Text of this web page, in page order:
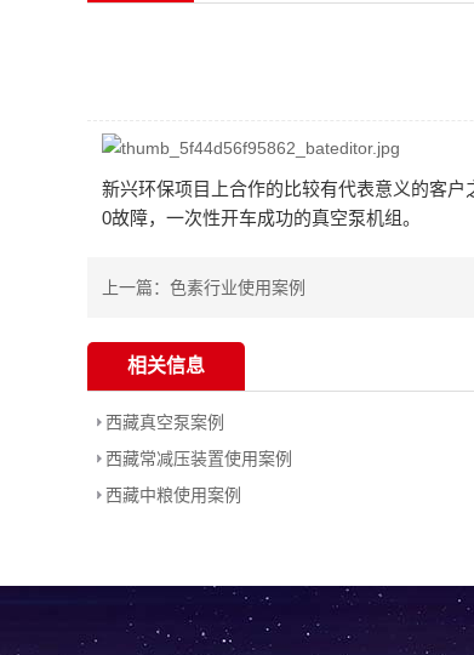
新兴环保项目上合作的比较有代表意义的客
0故障，一次性开车成功的真空泵机组。
上一篇： 色素行业使用案例
相关信息
西藏真空泵案例
西藏常减压装置使用案例
西藏中粮使用案例